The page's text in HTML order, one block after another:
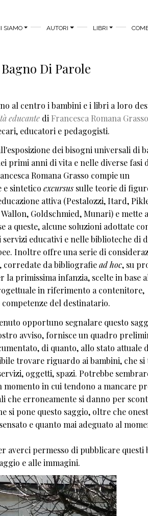
MENU
SIAMO AUTORI LIBRI
Di Parole
al centro i bambini e i libri a loro
educante di Francesca Romana Grasso
educatori e pedagogisti.
dei bisogni universali di
primi anni di vita e nelle diverse fasi
Romana Grasso compie un
e sintetico excursus sulle teorie di
attiva (Pestalozzi, Itard,
Goldschmied, Munari) e mette
a queste, alcune soluzioni adottate
servizi educativi e nelle biblioteche di
Inoltre offre una serie di
corredate da bibliografiead hoc, su
la primissima infanzia, scelte in base
in riferimento a contenitore,
del destinatario.
opportuno segnalare questo
avviso, fornisce un quadro
di quanto, allo stato attuale
trovare riguardo ai bambini, che
oggetti, spazi. Potrebbe
momento in cui tendono a mancare
che erroneamente si danno per
si pone questo saggio, oltre che
e quanto mai adeguato al
averci permesso di pubblicare questi
e alle immagini.